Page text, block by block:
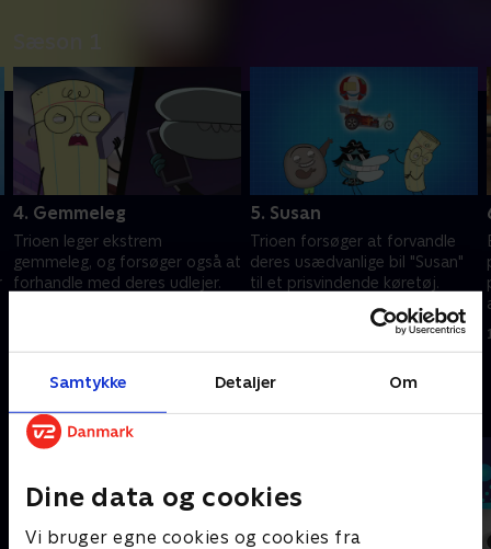
Samtykke Detaljer Om
Dine data og cookies
Vi bruger egne cookies og cookies fra
4. Gemmeleg
Trioen leger ekstrem
gemmeleg, og forsøger også at
forhandle med deres udlejer.
5. Susan
Trioen forsøger at forvandle
deres usædvanlige bil "Susan"
til et prisvindende køretøj.
Andre så også